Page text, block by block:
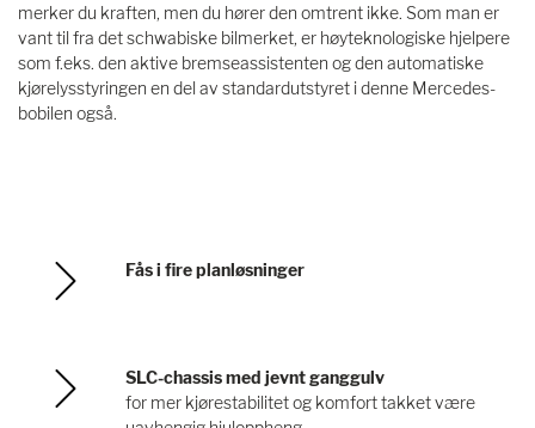
merker du kraften, men du hører den omtrent ikke. Som man er
vant til fra det schwabiske bilmerket, er høyteknologiske hjelpere
som f.eks. den aktive bremseassistenten og den automatiske
kjørelysstyringen en del av standardutstyret i denne Mercedes-
bobilen også.
Fås i fire planløsninger
SLC-chassis med jevnt ganggulv
for mer kjørestabilitet og komfort takket være